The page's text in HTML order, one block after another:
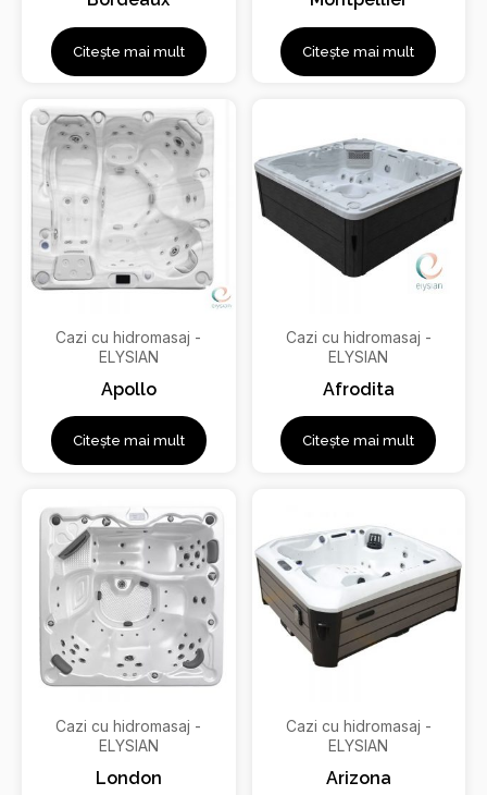
Citește mai mult Citește mai mult
Cazi cu hidromasaj -
ELYSIAN
Apollo
Citește mai mult
Cazi cu hidromasaj -
ELYSIAN
Afrodita
Citește mai mult
Cazi cu hidromasaj -
ELYSIAN
London
Cazi cu hidromasaj -
ELYSIAN
Arizona